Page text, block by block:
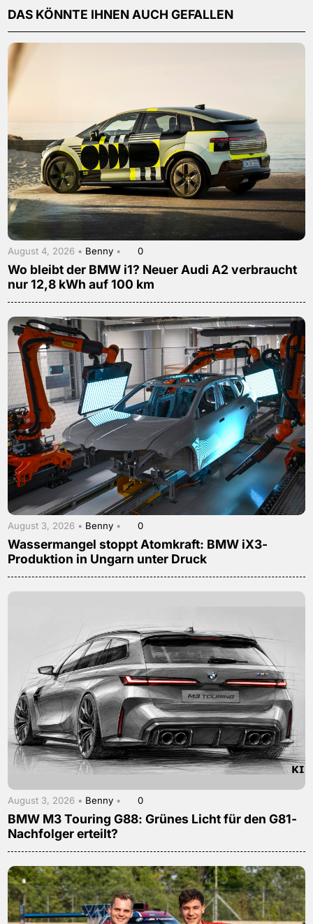
DAS KÖNNTE IHNEN AUCH GEFALLEN
August 4, 2026 • Benny • 0
Wo bleibt der BMW i1? Neuer Audi A2 verbraucht
nur 12,8 kWh auf 100 km
August 3, 2026 • Benny • 0
Wassermangel stoppt Atomkraft: BMW iX3-
Produktion in Ungarn unter Druck
August 3, 2026 • Benny • 0
BMW M3 Touring G88: Grünes Licht für den G81-
Nachfolger erteilt?